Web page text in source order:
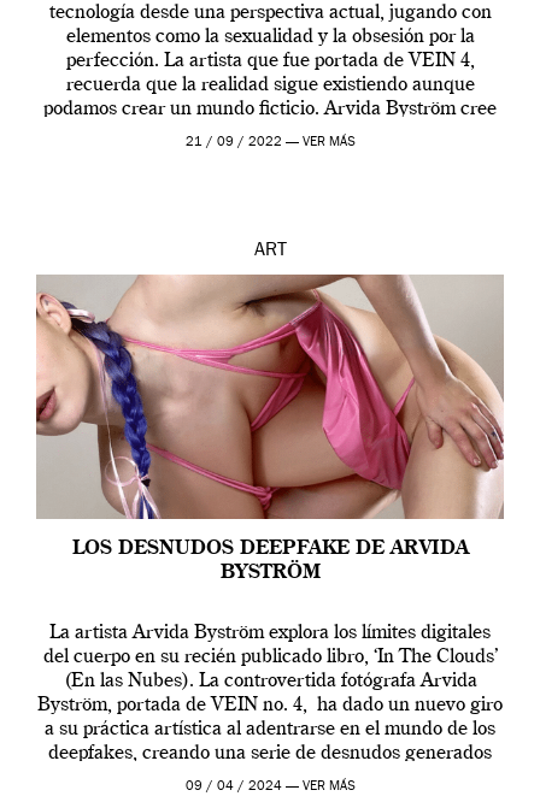
tecnología desde una perspectiva actual, jugando con
elementos como la sexualidad y la obsesión por la
perfección. La artista que fue portada de VEIN 4,
recuerda que la realidad sigue existiendo aunque
podamos crear un mundo ficticio. Arvida Byström cree
que los humanos tienen un complejo […]
21 / 09 / 2022 — VER MÁS
ART
LOS DESNUDOS DEEPFAKE DE ARVIDA
BYSTRÖM
La artista Arvida Byström explora los límites digitales
del cuerpo en su recién publicado libro, ‘In The Clouds’
(En las Nubes). La controvertida fotógrafa Arvida
Byström, portada de VEIN no. 4, ha dado un nuevo giro
a su práctica artística al adentrarse en el mundo de los
deepfakes, creando una serie de desnudos generados
por […]
09 / 04 / 2024 — VER MÁS